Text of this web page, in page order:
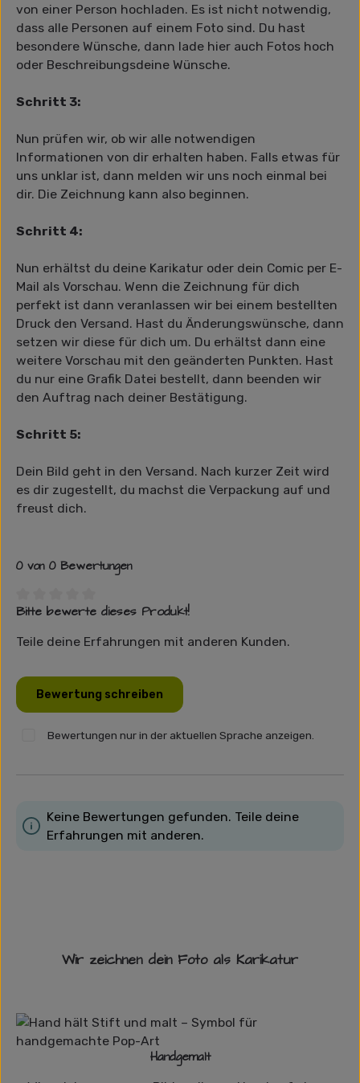
von einer Person hochladen. Es ist nicht notwendig,
dass alle Personen auf einem Foto sind. Du hast
besondere Wünsche, dann lade hier auch Fotos hoch
oder Beschreibungsdeine Wünsche.
Schritt 3:
Nun prüfen wir, ob wir alle notwendigen
Informationen von dir erhalten haben. Falls etwas für
uns unklar ist, dann melden wir uns noch einmal bei
dir. Die Zeichnung kann also beginnen.
Schritt 4:
Nun erhältst du deine Karikatur oder dein Comic per E-
Mail als Vorschau. Wenn die Zeichnung für dich
perfekt ist dann veranlassen wir bei einem bestellten
Druck den Versand. Hast du Änderungswünsche, dann
setzen wir diese für dich um. Du erhältst dann eine
weitere Vorschau mit den geänderten Punkten. Hast
du nur eine Grafik Datei bestellt, dann beenden wir
den Auftrag nach deiner Bestätigung.
Schritt 5:
Dein Bild geht in den Versand. Nach kurzer Zeit wird
es dir zugestellt, du machst die Verpackung auf und
freust dich.
0 von 0 Bewertungen
Durchschnittliche Bewertung von 0 von 5 Sternen
Bitte bewerte dieses Produkt!
Teile deine Erfahrungen mit anderen Kunden.
Bewertung schreiben
Bewertungen nur in der aktuellen Sprache anzeigen.
Keine Bewertungen gefunden. Teile deine
Erfahrungen mit anderen.
Wir zeichnen dein Foto als Karikatur
Handgemalt